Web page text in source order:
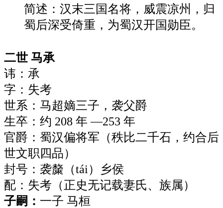
简述：汉末三国名将，威震凉州，归
蜀后深受倚重，为蜀汉开国勋臣。
二世 马承
讳：承
字：失考
世系：马超嫡三子，袭父爵
生卒：约 208 年 —253 年
官爵：蜀汉偏将军（秩比二千石，约合后
世文职四品）
封号：袭斄（tái）乡侯
配：失考（正史无记载妻氏、族属）
子嗣： 一子 马桓